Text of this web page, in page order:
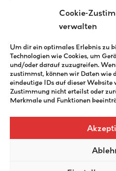
Cookie-
verwalten
Um dir ein optimales Erlebnis zu
Technologien wie Cookies, um
und/oder darauf zuzugreifen.
zustimmst, können wir Daten wie
eindeutige IDs auf dieser Website
Zustimmung nicht erteilst oder
Merkmale und Funktionen